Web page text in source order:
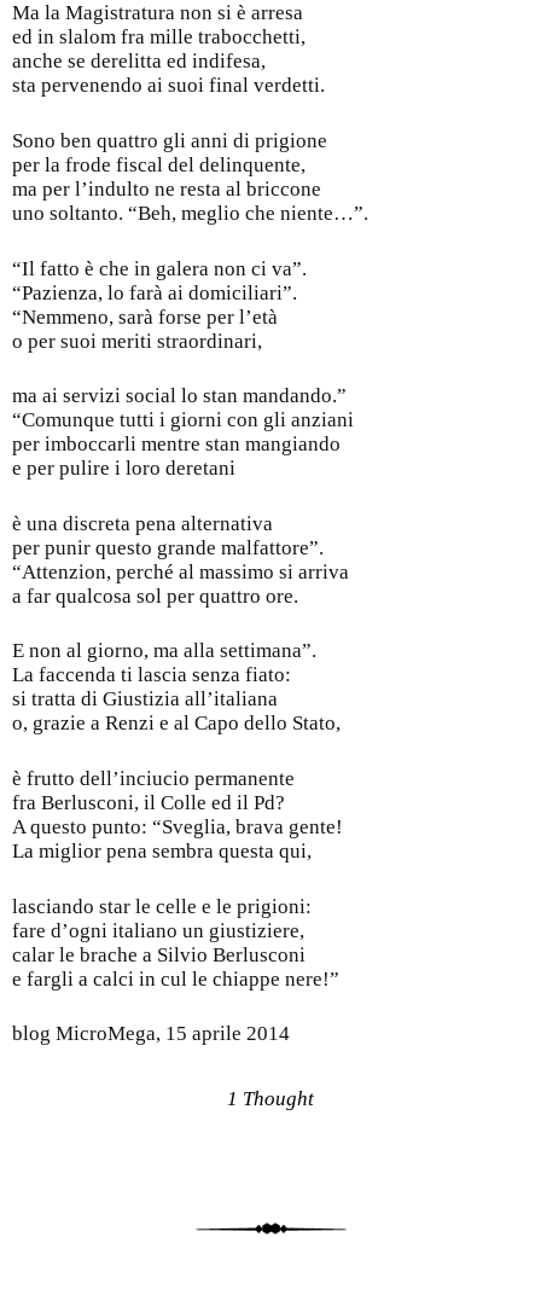
Ma la Magistratura non si è arresa
ed in slalom fra mille trabocchetti,
anche se derelitta ed indifesa,
sta pervenendo ai suoi final verdetti.
Sono ben quattro gli anni di prigione
per la frode fiscal del delinquente,
ma per l’indulto ne resta al briccone
uno soltanto. “Beh, meglio che niente…”.
“Il fatto è che in galera non ci va”.
“Pazienza, lo farà ai domiciliari”.
“Nemmeno, sarà forse per l’età
o per suoi meriti straordinari,
ma ai servizi social lo stan mandando.”
“Comunque tutti i giorni con gli anziani
per imboccarli mentre stan mangiando
e per pulire i loro deretani
è una discreta pena alternativa
per punir questo grande malfattore”.
“Attenzion, perché al massimo si arriva
a far qualcosa sol per quattro ore.
E non al giorno, ma alla settimana”.
La faccenda ti lascia senza fiato:
si tratta di Giustizia all’italiana
o, grazie a Renzi e al Capo dello Stato,
è frutto dell’inciucio permanente
fra Berlusconi, il Colle ed il Pd?
A questo punto: “Sveglia, brava gente!
La miglior pena sembra questa qui,
lasciando star le celle e le prigioni:
fare d’ogni italiano un giustiziere,
calar le brache a Silvio Berlusconi
e fargli a calci in cul le chiappe nere!”
blog MicroMega, 15 aprile 2014
1 Thought